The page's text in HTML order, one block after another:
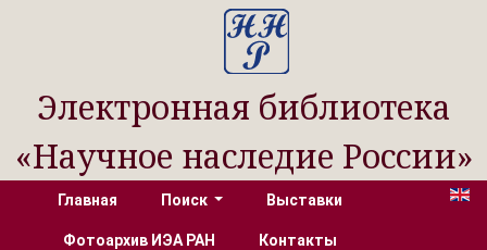
Электронная библиотека
«Научное наследие России»
Главная Поиск Выставки
Фотоархив ИЭА РАН Контакты